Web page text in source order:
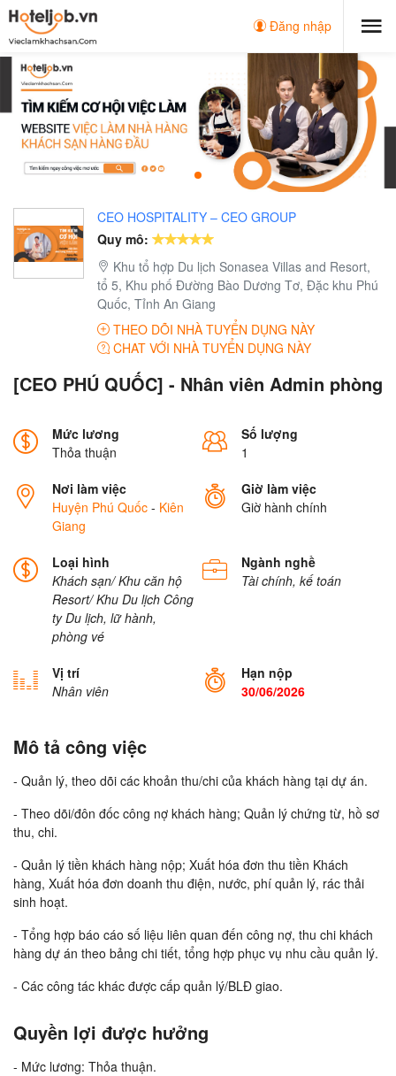
Đăng nhập
CEO HOSPITALITY – CEO GROUP
Quy mô:
Khu tổ hợp Du lịch Sonasea Villas and Resort,
tổ 5, Khu phố Đường Bào Dương Tơ, Đặc khu Phú
Quốc, Tỉnh An Giang
THEO DÕI NHÀ TUYỂN DỤNG NÀY
CHAT VỚI NHÀ TUYỂN DỤNG NÀY
[CEO PHÚ QUỐC] - Nhân viên Admin phòng
Mức lương
Thỏa thuận
Số lượng
1
Nơi làm việc
Huyện Phú Quốc - Kiên
Giang
Giờ làm việc
Giờ hành chính
Loại hình
Khách sạn/ Khu căn hộ
Resort/ Khu Du lịch Công
ty Du lịch, lữ hành,
phòng vé
Ngành nghề
Tài chính, kế toán
Vị trí
Nhân viên
Hạn nộp
30/06/2026
Mô tả công việc
- Quản lý, theo dõi các khoản thu/chi của khách hàng tại dự án.
- Theo dõi/đôn đốc công nợ khách hàng; Quản lý chứng từ, hồ sơ
thu, chi.
- Quản lý tiền khách hàng nộp; Xuất hóa đơn thu tiền Khách
hàng, Xuất hóa đơn doanh thu điện, nước, phí quản lý, rác thải
sinh hoạt.
- Tổng hợp báo cáo số liệu liên quan đến công nợ, thu chi khách
hàng dự án theo bảng chi tiết, tổng hợp phục vụ nhu cầu quản lý.
- Các công tác khác được cấp quản lý/BLĐ giao.
Quyền lợi được hưởng
- Mức lương: Thỏa thuận.